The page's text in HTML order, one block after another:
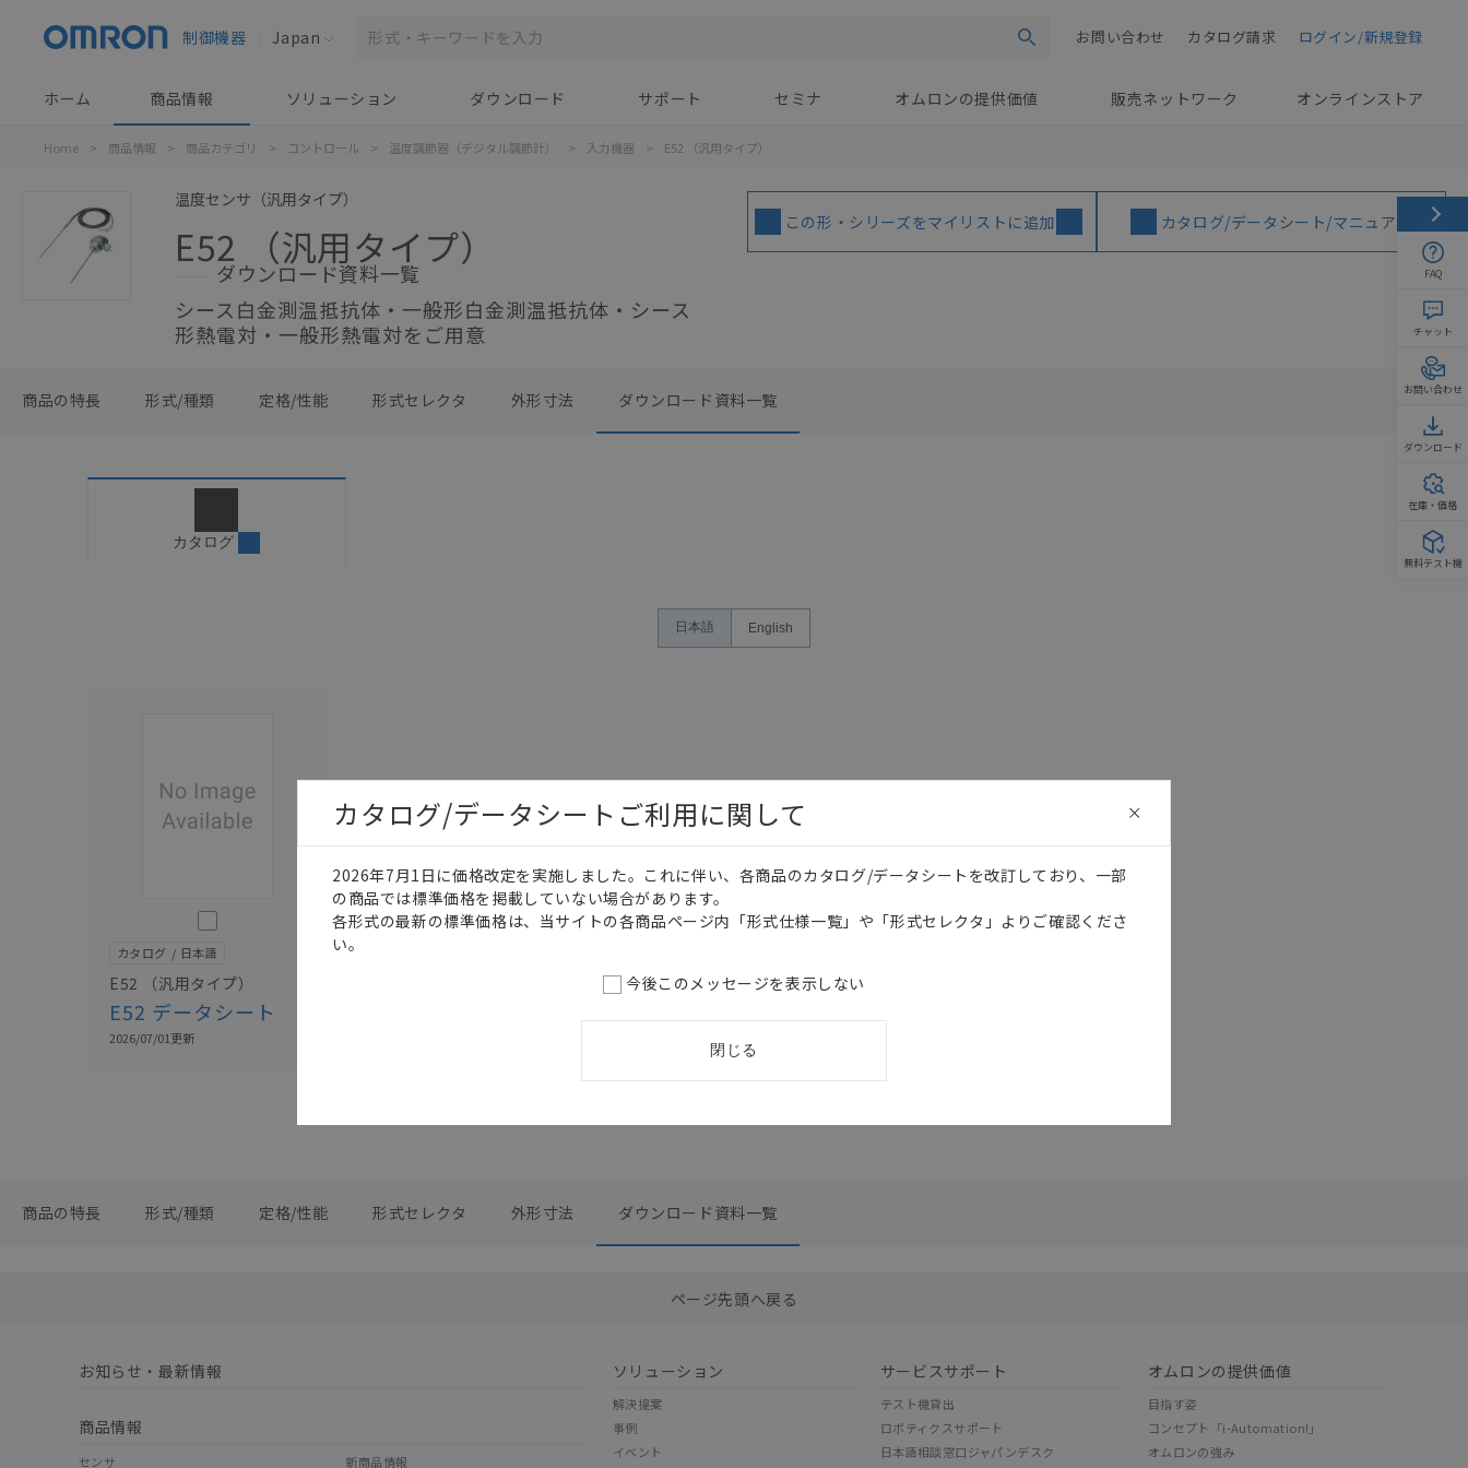
制御機器 Japan 検索 ログイン/新規登録
カタログ請求
お問い合わせ
ホーム 商品情報 ソリューション ダウンロード サポート セミナ オムロンの提供価値 販売ネットワーク オンラインストア
Home > 商品情報 > 商品カテゴリ > コントロール > 温度調節器（デジタル調節計） > 入力機器 > E52 （汎用タイプ）
温度センサ（汎用タイプ）
E52 （汎用タイプ）
ダウンロード資料一覧
シース白金測温抵抗体・一般形白金測温抵抗体・シース
形熱電対・一般形熱電対をご用意
この形・シリーズをマイリストに追加 カタログ/データシート/マニュアル
商品の特長 形式/種類 定格/性能 形式セレクタ 外形寸法 ダウンロード資料一覧
カタログ
日本語 English
このカタログを選択
カタログ 日本語
E52 （汎用タイプ）
E52 データシート
2026/07/01更新
0 選択したファイルを一括ダウンロード
商品の特長 形式/種類 定格/性能 形式セレクタ 外形寸法 ダウンロード資料一覧
ページ先頭へ戻る
お知らせ・最新情報
商品情報
センサ 新商品情報
ソリューション
解決提案
事例
イベント
サービスサポート
テスト機貸出
ロボティクスサポート
日本語相談窓口ジャパンデスク
オムロンの提供価値
目指す姿
コンセプト「i-Automation!」
オムロンの強み
FAQ
チャット
お問い合わせ
ダウンロード
在庫・価格
無料テスト機
カタログ/データシートご利用に関して
2026年7月1日に価格改定を実施しました。これに伴い、各商品のカタログ/データシートを改訂しており、一部
の商品では標準価格を掲載していない場合があります。
各形式の最新の標準価格は、当サイトの各商品ページ内「形式仕様一覧」や「形式セレクタ」よりご確認くださ
い。
今後このメッセージを表示しない
閉じる